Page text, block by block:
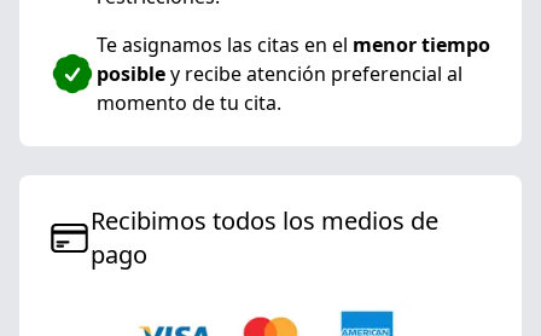
Te asignamos las citas en el menor tiempo
posibley recibe atención preferencial al
momento de tu cita.
Recibimos todos los medios de
pago